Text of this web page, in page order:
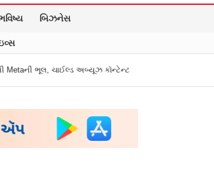
બિઝનેસ
અબ્યૂઝ કૉન્ટેન્ટ અને ડીપફેક પર માગી માફી